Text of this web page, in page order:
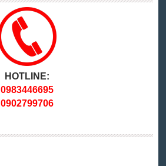
HOTLINE:
0983446695
0902799706